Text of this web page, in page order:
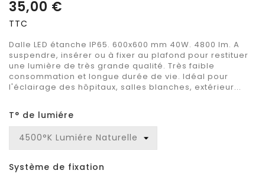
35,00 €
TTC
Dalle LED étanche IP65. 600x600 mm 40W. 4800 lm. A
suspendre, insérer ou à fixer au plafond pour restituer
une lumière de très grande qualité. Très faible
consommation et longue durée de vie. Idéal pour
l'éclairage des hôpitaux, salles blanches, extérieur...
T° de lumiére
Système de fixation